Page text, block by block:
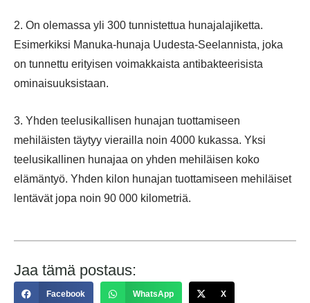
2. On olemassa yli 300 tunnistettua hunajalajiketta.
Esimerkiksi Manuka-hunaja Uudesta-Seelannista, joka
on tunnettu erityisen voimakkaista antibakteerisista
ominaisuuksistaan.
3. Yhden teelusikallisen hunajan tuottamiseen
mehiläisten täytyy vierailla noin 4000 kukassa. Yksi
teelusikallinen hunajaa on yhden mehiläisen koko
elämäntyö. Yhden kilon hunajan tuottamiseen mehiläiset
lentävät jopa noin 90 000 kilometriä.
Jaa tämä postaus:
Facebook WhatsApp X